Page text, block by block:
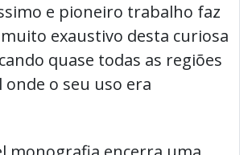
e pioneiro trabalho faz
exaustivo desta curiosa
quase todas as regiões
o seu uso era